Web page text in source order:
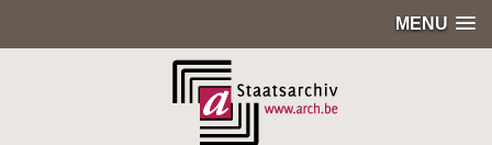
MENU